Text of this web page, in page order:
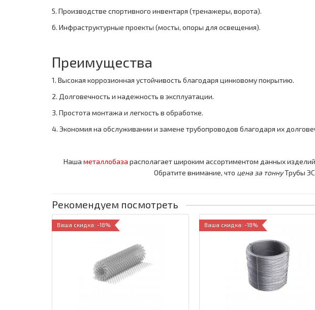
5. Производстве спортивного инвентаря (тренажеры, ворота).
6. Инфраструктурные проекты (мосты, опоры для освещения).
Преимущества
1. Высокая коррозионная устойчивость благодаря цинковому покрытию.
2. Долговечность и надежность в эксплуатации.
3. Простота монтажа и легкость в обработке.
4. Экономия на обслуживании и замене трубопроводов благодаря их
Наша металлобаза располагает широким ассортиментом данных
Обратите внимание, что цена за тоннуТрубы
Рекомендуем посмотреть
Ваша скидка: -18% Ваша скидка: -18%